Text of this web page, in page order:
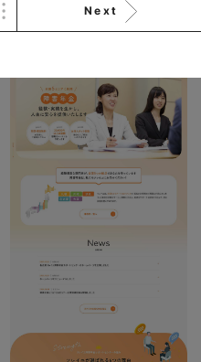
#エコ・環境
Next